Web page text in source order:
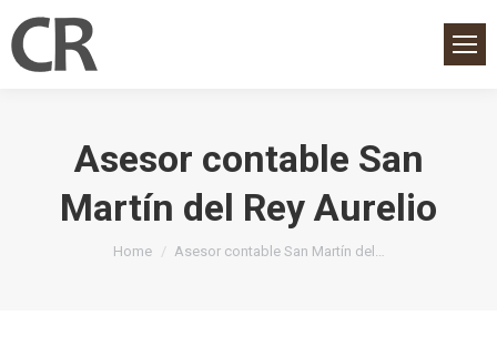
Asesor contable San
Martín del Rey Aurelio
You are here:
Home Asesor contable San Martín del…